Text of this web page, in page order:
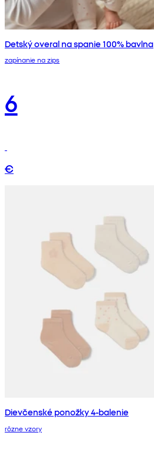
Detský overal na spanie 100% bavlna
zapínanie na zips
6
€
Dievčenské ponožky 4-balenie
rôzne vzory